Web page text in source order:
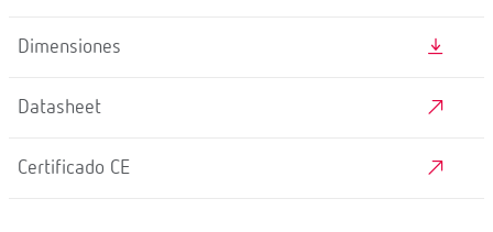
Dimensiones
Datasheet
Certificado CE